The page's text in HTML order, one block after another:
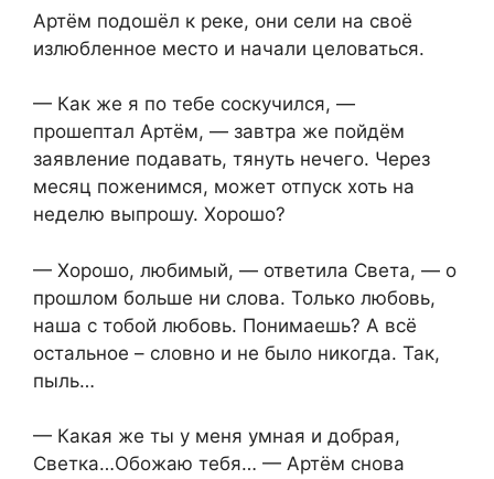
Артём подошёл к реке, они сели на своё
излюбленное место и начали целоваться.
— Как же я по тебе соскучился, —
прошептал Артём, — завтра же пойдём
заявление подавать, тянуть нечего. Через
месяц поженимся, может отпуск хоть на
неделю выпрошу. Хорошо?
— Хорошо, любимый, — ответила Света, — о
прошлом больше ни слова. Только любовь,
наша с тобой любовь. Понимаешь? А всё
остальное – словно и не было никогда. Так,
пыль…
— Какая же ты у меня умная и добрая,
Светка…Обожаю тебя… — Артём снова